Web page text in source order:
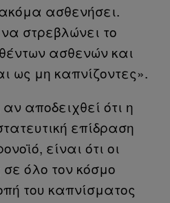
ασθενήσει.
στρεβλώνει το
ασθενών και
ως μη καπνίζοντες».
αποδειχθεί ότι η
επίδραση
είναι ότι οι
όλο τον κόσμο
του καπνίσματος